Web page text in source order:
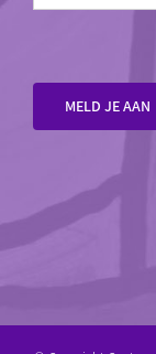
MELD JE AAN